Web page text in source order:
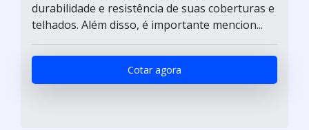
durabilidade e resistência de suas coberturas e
telhados. Além disso, é importante mencion...
Cotar agora